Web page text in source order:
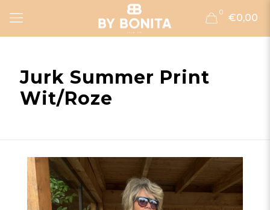
0 €0,00
Jurk Summer Print
Wit/Roze